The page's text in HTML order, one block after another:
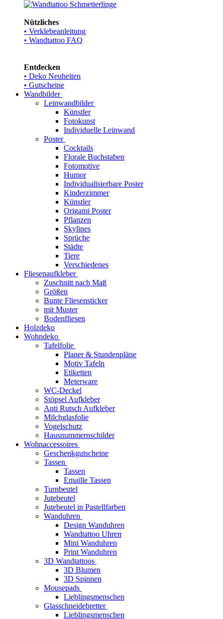
Nützliches
• Verklebeanleitung
• Wandtattoo FAQ
Entdecken
• Deko Neuheiten
• Gutscheine
Wandbilder
Leinwandbilder
Künstler
Fotokunst
Individuelle Leinwand
Poster
Cocktails
Florale Buchstaben
Fotomotive
Humor
Individualisierbare Poster
Kinderzimmer
Künstler
Origami Poster
Pflanzen
Skylines
Sprüche
Städte
Tiere
Verschiedenes
Fliesenaufkleber
Zuschnitt nach Maß
Größen
Bunte Fliesensticker
mit Muster
Bodenfliesen
Holzdeko
Wohndeko
Tafelfolie
Planer & Stundenpläne
Motiv Tafeln
Etiketten
Meterware
WC-Deckel
Stöpsel Aufkleber
Anti Rutsch Aufkleber
Milchglasfolie
Vogelschutz
Hausnummernschilder
Wohnaccessoires
Geschenkgutscheine
Tassen
Tassen
Emaille Tassen
Turnbeutel
Jutebeutel
Jutebeutel in Pastellfarben
Wanduhren
Design Wanduhren
Wandtattoo Uhren
Mini Wanduhren
Print Wanduhren
3D Wandtattoos
3D Blumen
3D Spinnen
Mousepads
Lieblingsmenschen
Glasschneidebretter
Lieblingsmenschen